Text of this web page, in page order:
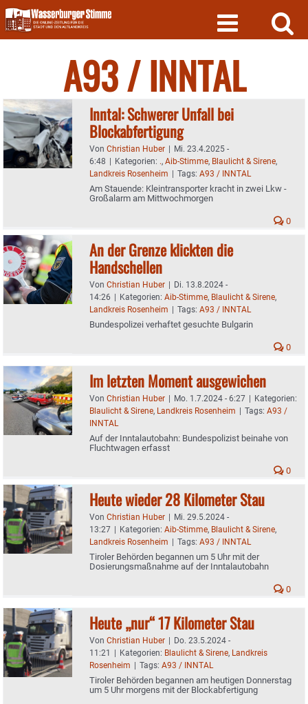
Skip
to
content
A93 / INNTAL
Inntal: Schwerer Unfall bei
Blockabfertigung
Von Christian Huber | Mi. 23.4.2025 -
6:48 | Kategorien: ., Aib-Stimme, Blaulicht & Sirene,
Landkreis Rosenheim | Tags: A93 / INNTAL
Am Stauende: Kleintransporter kracht in zwei Lkw -
Großalarm am Mittwochmorgen
0
An der Grenze klickten die
Handschellen
Von Christian Huber | Di. 13.8.2024 -
14:26 | Kategorien: Aib-Stimme, Blaulicht & Sirene,
Landkreis Rosenheim | Tags: A93 / INNTAL
Bundespolizei verhaftet gesuchte Bulgarin
0
Im letzten Moment ausgewichen
Von Christian Huber | Mo. 1.7.2024 - 6:27 | Kategorien:
Blaulicht & Sirene, Landkreis Rosenheim | Tags: A93 /
INNTAL
Auf der Inntalautobahn: Bundespolizist beinahe von
Fluchtwagen erfasst
0
Heute wieder 28 Kilometer Stau
Von Christian Huber | Mi. 29.5.2024 -
13:27 | Kategorien: Aib-Stimme, Blaulicht & Sirene,
Landkreis Rosenheim | Tags: A93 / INNTAL
Tiroler Behörden begannen um 5 Uhr mit der
Dosierungsmaßnahme auf der Inntalautobahn
0
Heute „nur“ 17 Kilometer Stau
Von Christian Huber | Do. 23.5.2024 -
11:21 | Kategorien: Blaulicht & Sirene, Landkreis
Rosenheim | Tags: A93 / INNTAL
Tiroler Behörden begannen am heutigen Donnerstag
um 5 Uhr morgens mit der Blockabfertigung